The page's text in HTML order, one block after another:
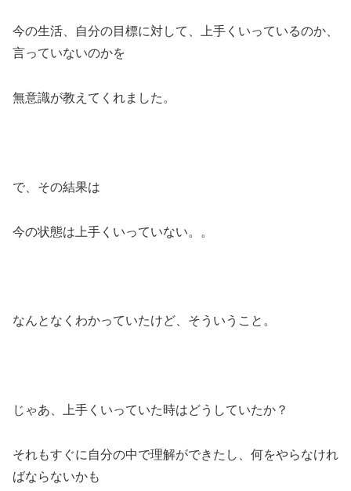
今の生活、自分の目標に対して、上手くいっているのか、
言っていないのかを
無意識が教えてくれました。
で、その結果は
今の状態は上手くいっていない。。
なんとなくわかっていたけど、そういうこと。
じゃあ、上手くいっていた時はどうしていたか？
それもすぐに自分の中で理解ができたし、何をやらなけれ
ばならないかも